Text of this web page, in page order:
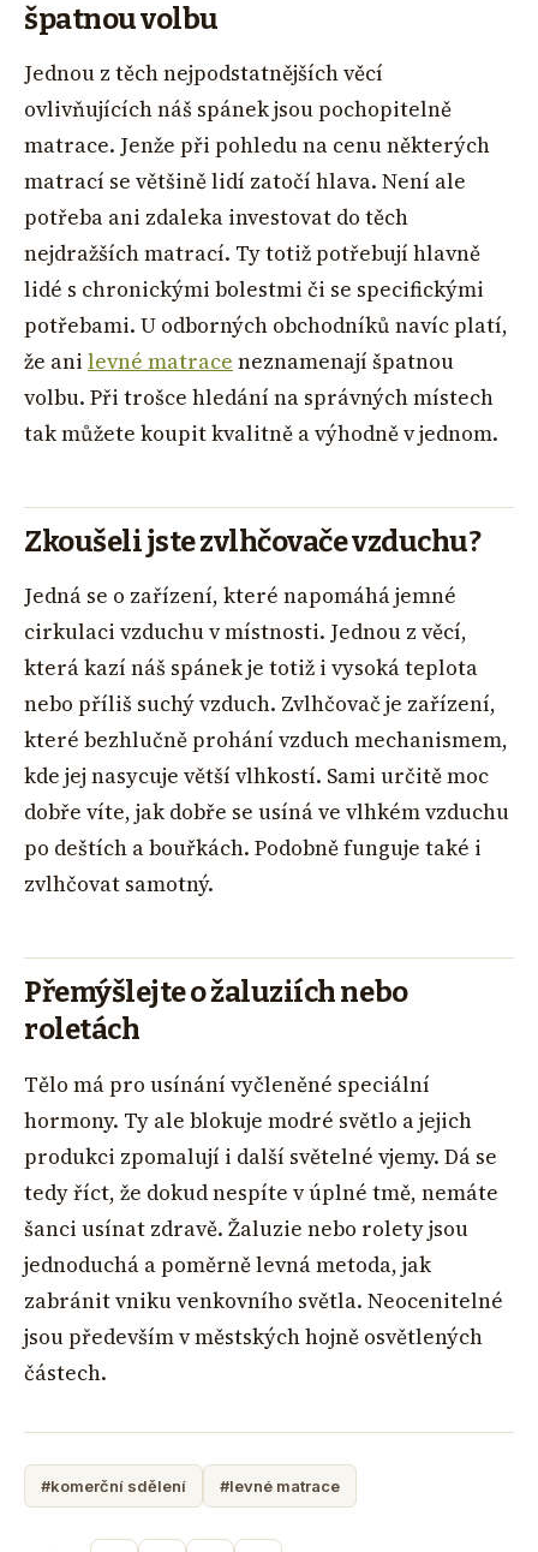
špatnou volbu
Jednou z těch nejpodstatnějších věcí
ovlivňujících náš spánek jsou pochopitelně
matrace. Jenže při pohledu na cenu některých
matrací se většině lidí zatočí hlava. Není ale
potřeba ani zdaleka investovat do těch
nejdražších matrací. Ty totiž potřebují hlavně
lidé s chronickými bolestmi či se specifickými
potřebami. U odborných obchodníků navíc platí,
že ani levné matrace neznamenají špatnou
volbu. Při trošce hledání na správných místech
tak můžete koupit kvalitně a výhodně v jednom.
Zkoušeli jste zvlhčovače vzduchu?
Jedná se o zařízení, které napomáhá jemné
cirkulaci vzduchu v místnosti. Jednou z věcí,
která kazí náš spánek je totiž i vysoká teplota
nebo příliš suchý vzduch. Zvlhčovač je zařízení,
které bezhlučně prohání vzduch mechanismem,
kde jej nasycuje větší vlhkostí. Sami určitě moc
dobře víte, jak dobře se usíná ve vlhkém vzduchu
po deštích a bouřkách. Podobně funguje také i
zvlhčovat samotný.
Přemýšlejte o žaluziích nebo
roletách
Tělo má pro usínání vyčleněné speciální
hormony. Ty ale blokuje modré světlo a jejich
produkci zpomalují i další světelné vjemy. Dá se
tedy říct, že dokud nespíte v úplné tmě, nemáte
šanci usínat zdravě. Žaluzie nebo rolety jsou
jednoduchá a poměrně levná metoda, jak
zabránit vniku venkovního světla. Neocenitelné
jsou především v městských hojně osvětlených
částech.
#komerční sdělení #levné matrace